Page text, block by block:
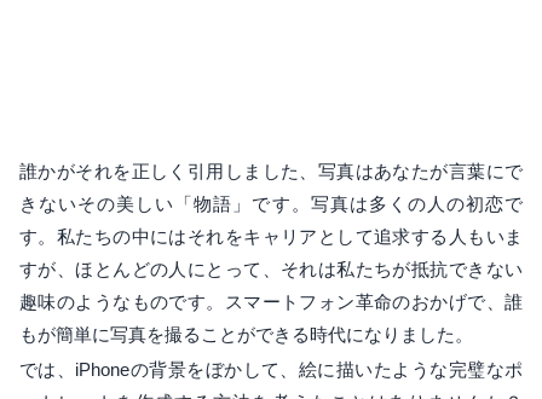
誰かがそれを正しく引用しました、写真はあなたが言葉にで
きないその美しい「物語」です。写真は多くの人の初恋で
す。私たちの中にはそれをキャリアとして追求する人もいま
すが、ほとんどの人にとって、それは私たちが抵抗できない
趣味のようなものです。スマートフォン革命のおかげで、誰
もが簡単に写真を撮ることができる時代になりました。
では、iPhoneの背景をぼかして、絵に描いたような完璧なポ